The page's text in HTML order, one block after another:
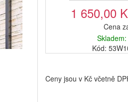
1 650,00
Cena
Kód:
Ceny jsou v Kč včetně